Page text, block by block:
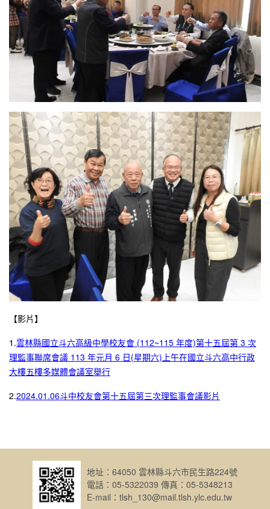
【影片】
1.雲林縣國立斗六高級中學校友會 (112~115 年度)第十五屆第 3 次
理監事聯席會議 113 年元月 6 日(星期六)上午在國立斗六高中行政
大樓五樓多媒體會議室舉行
2.2024.01.06斗中校友會第十五屆第三次理監事會議影片
地址：64050 雲林縣斗六市民生路224號
電話：05-5322039 傳真：05-5348213
E-mail：tlsh_130@mail.tlsh.ylc.edu.tw